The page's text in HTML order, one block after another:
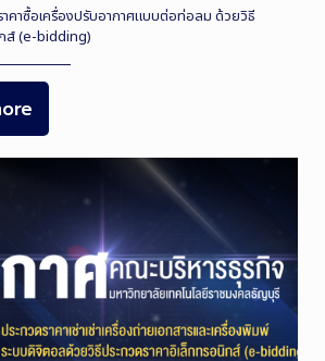
คาซื้อเครื่องปรับอากาศแบบต่อท่อลม ด้วยวิธี
ส์ (e-bidding)